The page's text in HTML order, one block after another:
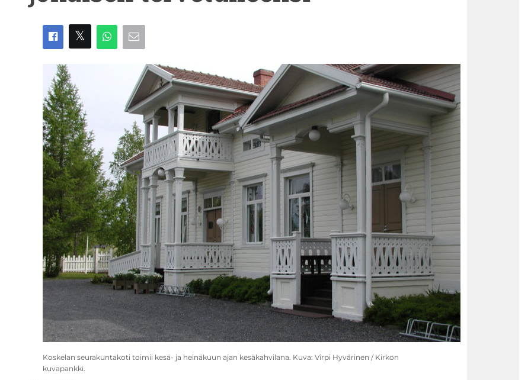
Koskelan seurakuntakoti toimii kesä- ja heinäkuun ajan kesäkahvilana. Kuva: Virpi Hyvärinen / Kirkon
kuvapankki.